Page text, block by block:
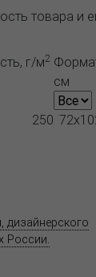
товара и
г/м2
см
250
дизайнерского
России.